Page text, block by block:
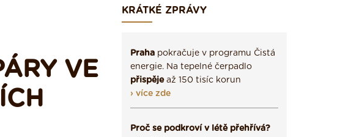
VE
KRÁTKÉ ZPRÁVY
Praha pokračuje v programu Čistá
energie. Na tepelné čerpadlo
přispějeaž 150 tisíc korun
› více zde
Proč se podkroví v létě přehřívá?